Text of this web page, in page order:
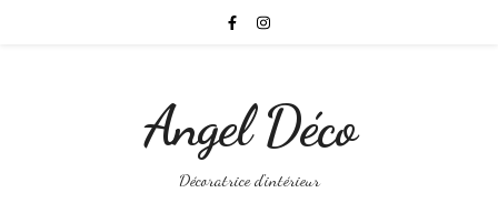
Angel Déco
Décoratrice d'intérieur